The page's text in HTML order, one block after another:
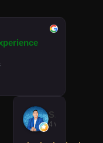
4 weken geleden